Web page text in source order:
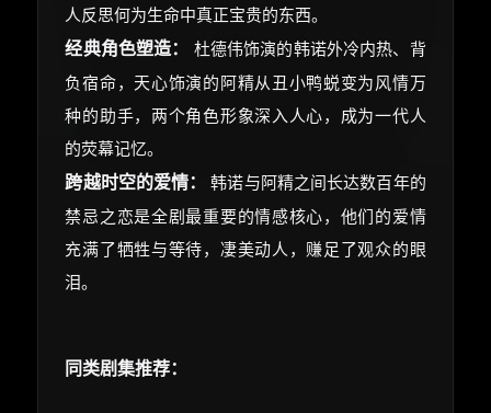
人反思何为生命中真正宝贵的东西。
经典角色塑造：
杜德伟饰演的韩诺外冷内热、背
负宿命，天心饰演的阿精从丑小鸭蜕变为风情万
种的助手，两个角色形象深入人心，成为一代人
的荧幕记忆。
跨越时空的爱情：
韩诺与阿精之间长达数百年的
禁忌之恋是全剧最重要的情感核心，他们的爱情
充满了牺牲与等待，凄美动人，赚足了观众的眼
泪。
同类剧集推荐：